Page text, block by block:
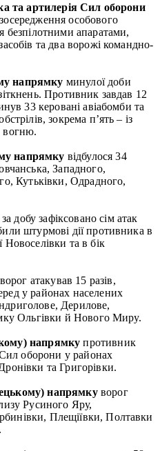
та артилерія Сил оборони
особового
безпілотними апаратами,
та два ворожі командно-
напрямку минулої доби
Противник завдав 12
33 керовані авіабомби та
зокрема п’ять – із
вогню.
напрямку відбулося 34
Западного,
Кутьківки, Одрадного,
добу зафіксовано сім атак
штурмові дії противника в
та в бік
атакував 15 разів,
у районах населених
Дерилове,
Ольгівки й Нового Миру.
напрямку противник
Сил оборони у районах
та Григорівки.
напрямкуворог
Русиного Яру,
Плещіївки, Полтавки